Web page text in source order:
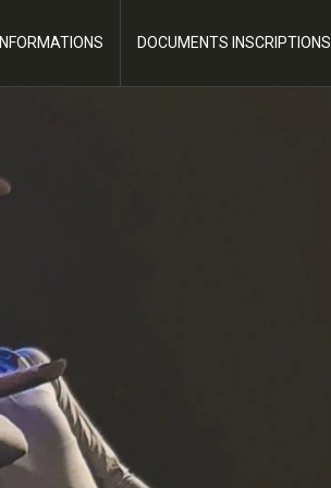
INFORMATIONS DOCUMENTS INSCRIPTIONS